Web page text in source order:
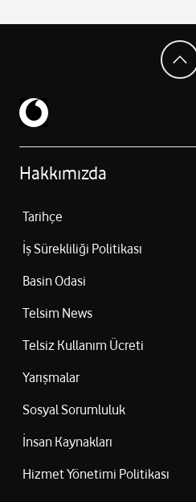
Hakkımızda
Tarihçe
İş Sürekliliği Politikası
Basin Odasi
Telsim News
Telsiz Kullanım Ücreti
Yarışmalar
Sosyal Sorumluluk
İnsan Kaynakları
Hizmet Yönetimi Politikası